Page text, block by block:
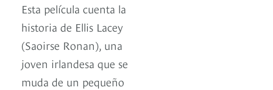
Esta película cuenta la
historia de Ellis Lacey
(Saoirse Ronan), una
joven irlandesa que se
muda de un pequeño